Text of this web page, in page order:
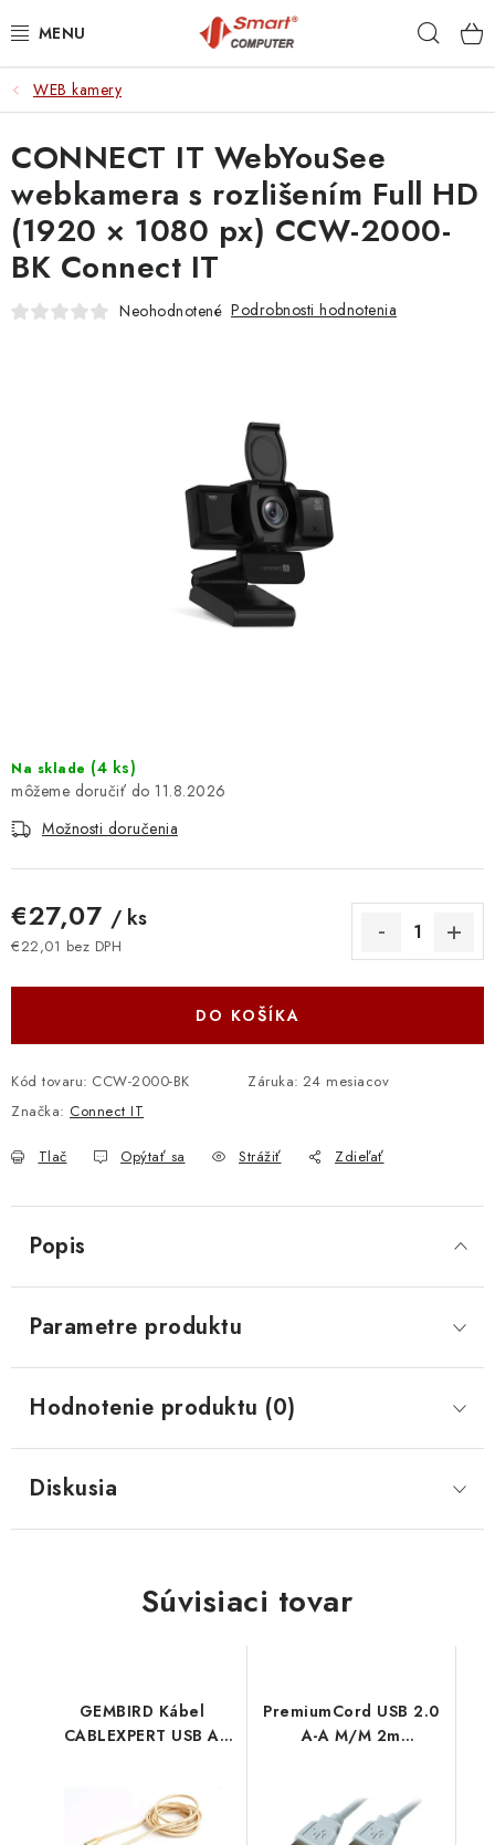
na
NOTEBOOKY
MOBILNÉ ZARIADENIA
PC A KOMPONENTY
PERIFÉRIE
TLAČIARNE
: NOVÉ PRODUKTY
ZNAČKY
Obchodné podmienky
Ochrana osobných údajov
Moja objednávka
WEB kamery
Na sklade (4 ks)
11.8.2026
Možnosti doručenia
€27,07 / ks
€22,01 bez DPH
DO KOŠÍKA
Kód tovaru: CCW-2000-BK Záruka: 24 mesiacov
Značka: Connect IT
Tlač Opýtať sa Strážiť Zdieľať
CONNECT IT WebYouSee
webkamera s rozlišením Full HD
(1920 × 1080 px) CCW-2000-
BK Connect IT
Neohodnotené Podrobnosti hodnotenia
Popis
Parametre produktu
Hodnotenie produktu (0)
Diskusia
Súvisiaci tovar
GEMBIRD Kábel
CABLEXPERT USB A
zlaté, blister CCB-
mUSB2B-AMBM-6-G
PremiumCord USB 2.0
A-A M/M 2m